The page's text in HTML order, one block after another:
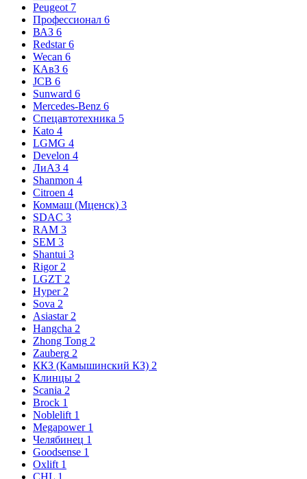
Peugeot 7
Профессионал 6
ВАЗ 6
Redstar 6
Wecan 6
КАвЗ 6
JCB 6
Sunward 6
Mercedes-Benz 6
Спецавтотехника 5
Kato 4
LGMG 4
Develon 4
ЛиАЗ 4
Shanmon 4
Citroen 4
Коммаш (Мценск) 3
SDAC 3
RAM 3
SEM 3
Shantui 3
Rigor 2
LGZT 2
Hyper 2
Sova 2
Asiastar 2
Hangcha 2
Zhong Tong 2
Zauberg 2
ККЗ (Камышинский КЗ) 2
Клинцы 2
Scania 2
Brock 1
Noblelift 1
Megapower 1
Челябинец 1
Goodsense 1
Oxlift 1
CHL 1